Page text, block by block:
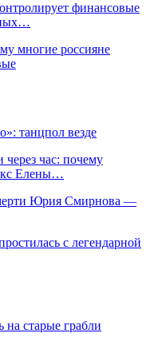
финансовые
многие россияне
танцпол везде
час: почему
Елены…
Юрия Смирнова —
с легендарной
на старые грабли